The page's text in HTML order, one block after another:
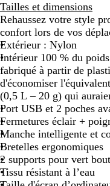
i
r
e
u
r
t
Tailles et dimensions
Rehaussez votre style
confort lors de vos
Extérieur : Nylon
Intérieur 100 % du
fabriqué à partir de
d'économiser
(0,5 L – 20 g) qui
Port USB et 2 poches
Fermetures éclair +
Manche intelligente et
Bretelles ergonomiques
2 supports pour vert
Tissu résistant à l’eau